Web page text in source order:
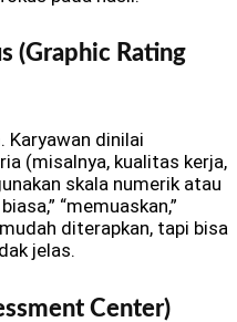
(Graphic Rating
Karyawan dinilai
(misalnya, kualitas kerja,
skala numerik atau
“memuaskan,”
diterapkan, tapi bisa
jelas.
Center)